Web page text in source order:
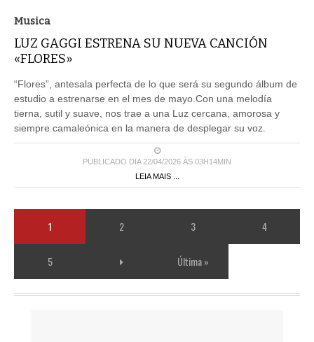
Musica
LUZ GAGGI ESTRENA SU NUEVA CANCIÓN
«FLORES»
“Flores”, antesala perfecta de lo que será su segundo álbum de
estudio a estrenarse en el mes de mayo.Con una melodía
tierna, sutil y suave, nos trae a una Luz cercana, amorosa y
siempre camaleónica en la manera de desplegar su voz.
PUBLICADO DIA 22/04/2026 ÀS 03H14MIN
LEIA MAIS ...
1 2 3 4
5 Última »